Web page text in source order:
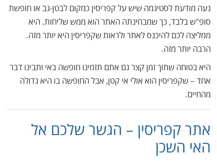
נעה מודעת לסטיגמה שיש על קפריסין כמקום לבטן-גב או חופשת
סופ"ש בלבד, כך שמבחינתה האתר הוא ממש שליחות. היא
ממליצה לכם להיכנס לאתר ולראות שקפריסין היא יותר מזה.
הרבה יותר מזה.
היא בטוחה שתוך זמן קצר גם אתם תזמינו חופשה באי ותבינו דבר
אחד – שקפריסין הוא אולי אי קטן, אבל החופשה בו היא גדולה
מהחיים.
אתר קפריסין – הגשר שלכם אל
האי השכן